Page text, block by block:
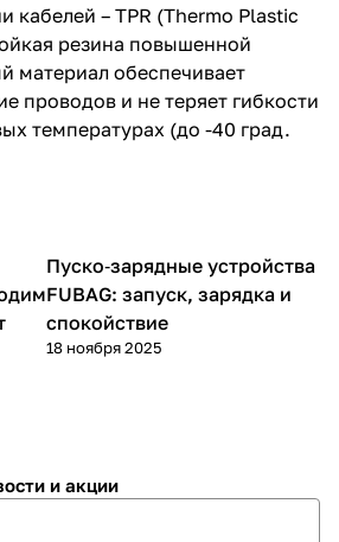
кабелей – TPR (Thermo Plastic
резина повышенной
материал обеспечивает
проводов и не теряет гибкости
температурах (до -40 град.
Пуско-зарядные устройства
Пуско‑зарядные устройства
FUBAG: запуск, зарядка и
спокойствие
18 ноября 2025
и акции
раз в 2 недели